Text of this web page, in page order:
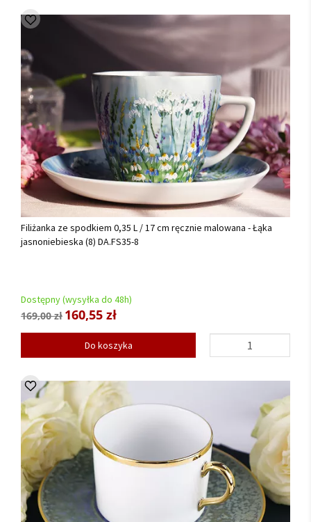
Filiżanka ze spodkiem 0,35 L / 17 cm ręcznie malowana - Łąka
jasnoniebieska (8) DA.FS35-8
Dostępny (wysyłka do 48h)
169,00 zł 160,55 zł
Do koszyka